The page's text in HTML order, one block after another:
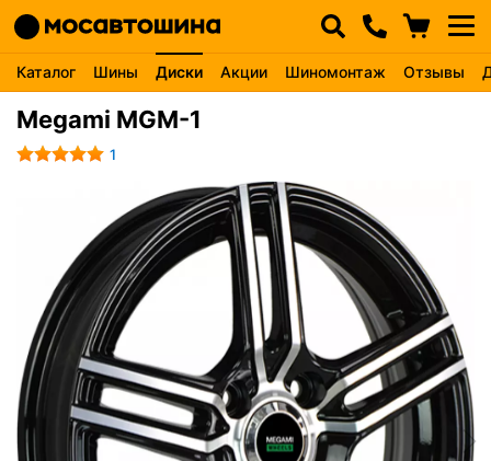
Каталог Шины Диски Акции Шиномонтаж Отзывы
Megami MGM-1
1